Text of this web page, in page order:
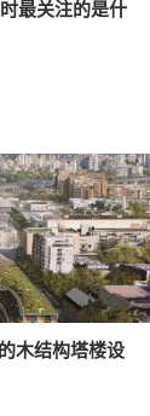
最关注的是什
木结构塔楼设